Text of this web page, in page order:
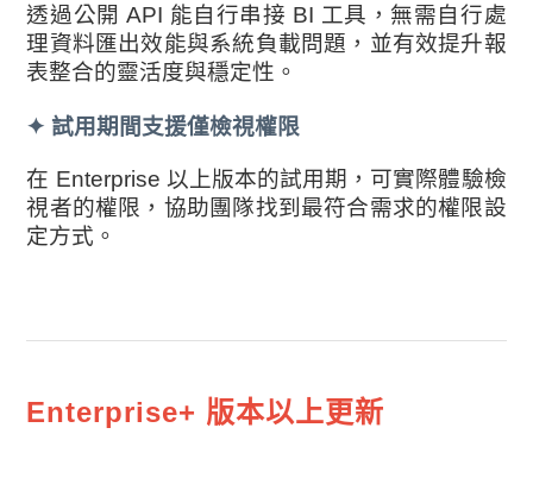
透過公開 API 能自行串接 BI 工具，無需自行處
理資料匯出效能與系統負載問題，並有效提升報
表整合的靈活度與穩定性。
✦ 試用期間支援僅檢視權限
在 Enterprise 以上版本的試用期，可實際體驗檢
視者的權限，協助團隊找到最符合需求的權限設
定方式。
Enterprise+ 版本以上更新